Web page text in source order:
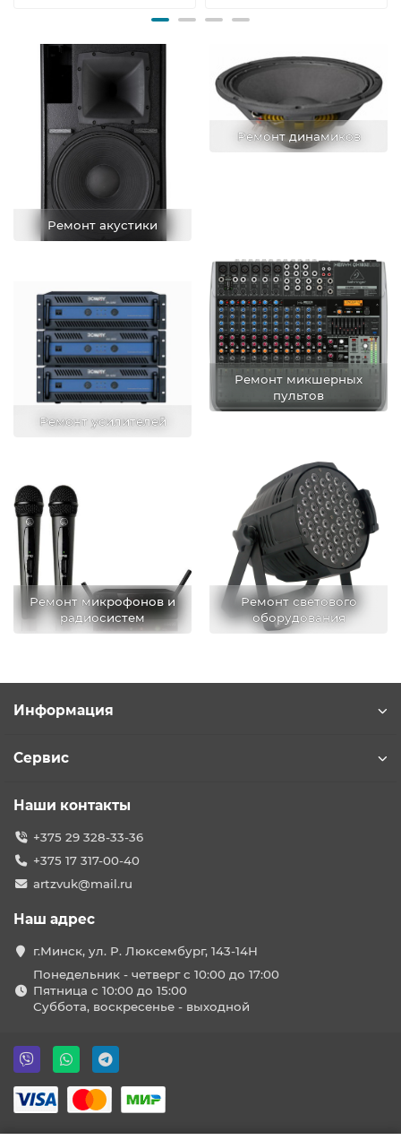
Ремонт акустики
Ремонт динамиков
Ремонт усилителей
Ремонт микшерных
пультов
Ремонт микрофонов и
радиосистем
Ремонт светового
оборудования
Информация
Сервис
Наши контакты
+375 29 328-33-36
+375 17 317-00-40
artzvuk@mail.ru
Наш адрес
г.Минск, ул. Р. Люксембург, 143-14Н
Понедельник - четверг с 10:00 до 17:00
Пятница с 10:00 до 15:00
Суббота, воскресенье - выходной